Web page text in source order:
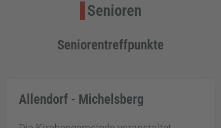
Senioren
Seniorentreffpunkte
Allendorf - Michelsberg